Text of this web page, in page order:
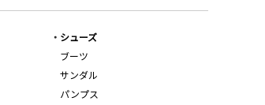
シューズ
ブーツ
サンダル
パンプス